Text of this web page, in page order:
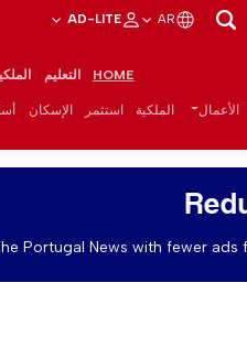
AR
AD-LITE
HOME التعليم
الأعمال الملكية استثمر الإسكان
Portugal News with fewer